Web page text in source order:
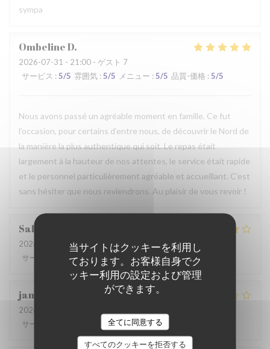
当サイトはクッキーを利用し
ております。お客様自身でク
ッキー利用の設定および管理
ができます。
全てに同意する
すべてのクッキーを拒否する
sympa
OmbelineD
2026-07-31 - 21:00 - ゲスト 7
サービス :5/5 雰囲気 : 5/5 メニュー : 5/5 品質-価格 :5/5
Nous avons passé un agréable moment en famille. Ce fut
l’occasion, pour certains d’entre nous, de découvrir le Nord de
la manière la plus authentique qui soit. Le repas était
largement à la hauteur de nos attentes, le service était rapide
et le personnel particulièrement agréable et accueillant. C’est
sans hésiter que nous reviendrons. Au plaisir de vous revoir !
Sabrina
2026-07-25
- 21:00 - ゲスト 2
サービス
/5 雰囲気 4 /5 メニュー:4/5 品質-価格
jan
2026-07-28
サービス
/5 メニュー:3/5